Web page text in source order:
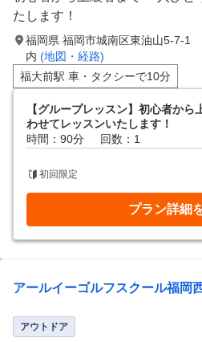
たします！
福岡県 福岡市城南区東油山5-7-1
内 (地図・経路)
福大前駅 車・タクシーで10分
【グループレッスン】初心者か
わせてレッスンいたします！
時間：90分
回数：1
初回限定
プラン詳細
アールイーゴルフスクール福岡
アウトドア